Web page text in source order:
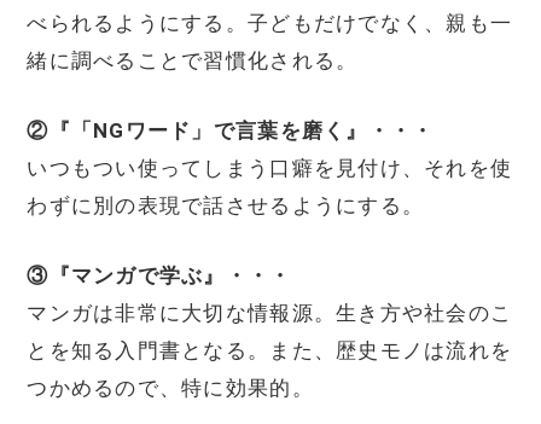
べられるようにする。子どもだけでなく、親も一
緒に調べることで習慣化される。
②『「NGワード」で言葉を磨く』・・・
いつもつい使ってしまう口癖を見付け、それを使
わずに別の表現で話させるようにする。
③『マンガで学ぶ』・・・
マンガは非常に大切な情報源。生き方や社会のこ
とを知る入門書となる。また、歴史モノは流れを
つかめるので、特に効果的。